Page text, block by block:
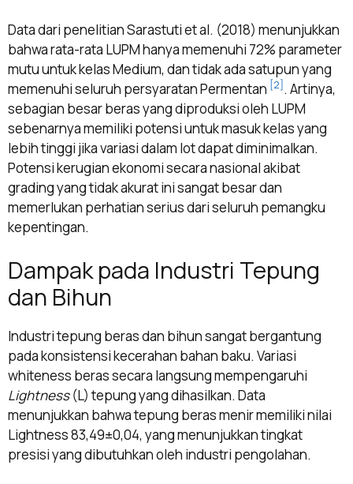
Data dari penelitian Sarastuti et al. (2018) menunjukkan
bahwa rata-rata LUPM hanya memenuhi 72% parameter
mutu untuk kelas Medium, dan tidak ada satupun yang
memenuhi seluruh persyaratan Permentan [2]. Artinya,
sebagian besar beras yang diproduksi oleh LUPM
sebenarnya memiliki potensi untuk masuk kelas yang
lebih tinggi jika variasi dalam lot dapat diminimalkan.
Potensi kerugian ekonomi secara nasional akibat
grading yang tidak akurat ini sangat besar dan
memerlukan perhatian serius dari seluruh pemangku
kepentingan.
Dampak pada Industri Tepung
dan Bihun
Industri tepung beras dan bihun sangat bergantung
pada konsistensi kecerahan bahan baku. Variasi
whiteness beras secara langsung mempengaruhi
Lightness(L) tepung yang dihasilkan. Data
menunjukkan bahwa tepung beras menir memiliki nilai
Lightness 83,49±0,04, yang menunjukkan tingkat
presisi yang dibutuhkan oleh industri pengolahan.